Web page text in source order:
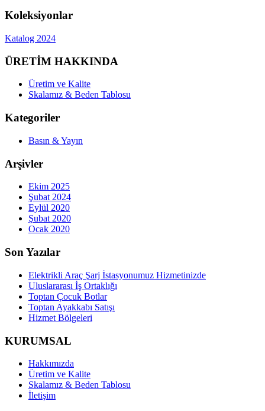
Koleksiyonlar
Katalog 2024
ÜRETİM HAKKINDA
Üretim ve Kalite
Skalamız & Beden Tablosu
Kategoriler
Basın & Yayın
Arşivler
Ekim 2025
Şubat 2024
Eylül 2020
Şubat 2020
Ocak 2020
Son Yazılar
Elektrikli Araç Şarj İstasyonumuz Hizmetinizde
Uluslararası İş Ortaklığı
Toptan Çocuk Botlar
Toptan Ayakkabı Satışı
Hizmet Bölgeleri
KURUMSAL
Hakkımızda
Üretim ve Kalite
Skalamız & Beden Tablosu
İletişim